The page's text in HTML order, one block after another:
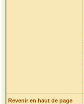
Revenir en haut de page